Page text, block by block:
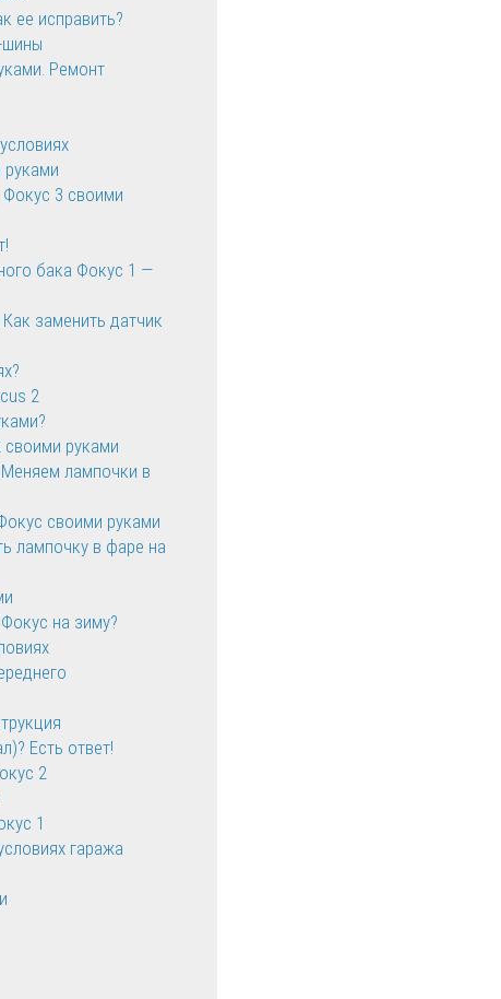
ее исправить?
шины
Ремонт
3 своими
бака Фокус 1 —
заменить датчик
2
руками
лампочки в
своими руками
лампочку в фаре на
на зиму?
Есть ответ!
2
1
гаража